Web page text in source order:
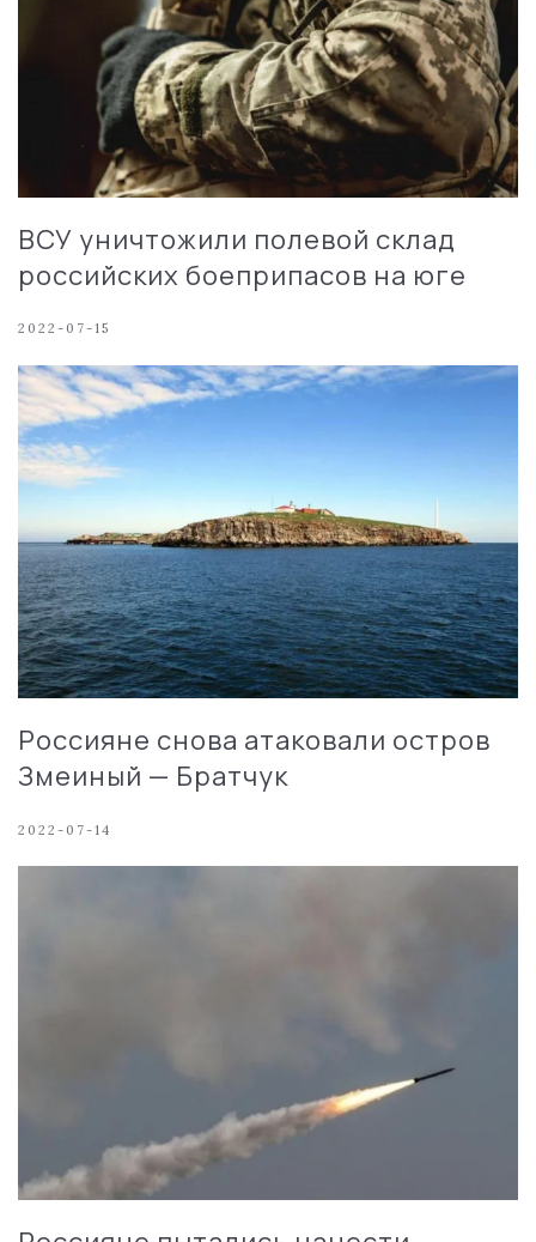
ВСУ уничтожили полевой склад
российских боеприпасов на юге
2022-07-15
Россияне снова атаковали остров
Змеиный — Братчук
2022-07-14